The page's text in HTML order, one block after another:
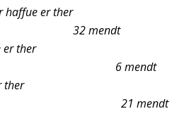
haffue er ther
mendt
er ther
6 mendt
ther
21 mendt